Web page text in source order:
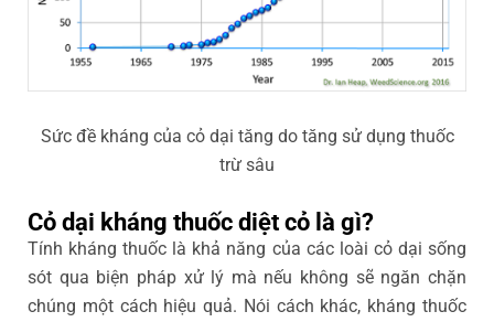
Sức đề kháng của cỏ dại tăng do tăng sử dụng thuốc
trừ sâu
Cỏ dại kháng thuốc diệt cỏ là gì?
Tính kháng thuốc là khả năng của các loài cỏ dại sống
sót qua biện pháp xử lý mà nếu không sẽ ngăn chặn
chúng một cách hiệu quả. Nói cách khác, kháng thuốc